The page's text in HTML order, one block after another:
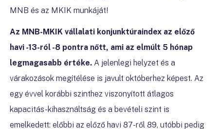
MNB és az MKIK munkáját!
Az MNB-MKIK vállalati konjunktúraindex az előző
havi -13-ról -8 pontra nőtt, ami az elmúlt 5 hónap
legmagasabb értéke. A jelenlegi helyzet és a
várakozások megítélése is javult októberhez képest. Az
egy évvel korábbi szinthez viszonyított átlagos
kapacitás-kihasználtság és a bevételi szint is
emelkedett: előbbi az előző havi 87-ről 89, utóbbi pedig